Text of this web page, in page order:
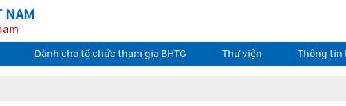
NAM
Dành cho tổ chức tham gia BHTG Thư viện Thông tin